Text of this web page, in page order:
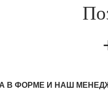
В ФОРМЕ И НАШ